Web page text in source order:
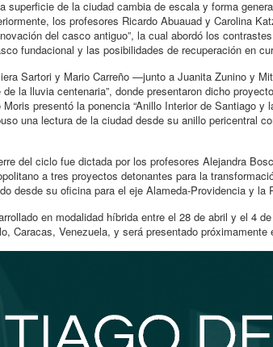
superficie de la ciudad cambia de escala y forma
los profesores Ricardo Abuauad y Carolina
del casco antiguo”, la cual abordó los
fundacional y las posibilidades de recuperación en
Sartori y Mario Carreño —junto a Juanita Zunino y
la lluvia centenaria”, donde presentaron dicho
presentó la ponencia “Anillo Interior de Santiago y
una lectura de la ciudad desde su anillo pericentral
del ciclo fue dictada por los profesores Alejandra
a tres proyectos detonantes para la
desde su oficina para el eje Alameda-Providencia y la
en modalidad híbrida entre el 28 de abril y el 4
Caracas, Venezuela, y será presentado